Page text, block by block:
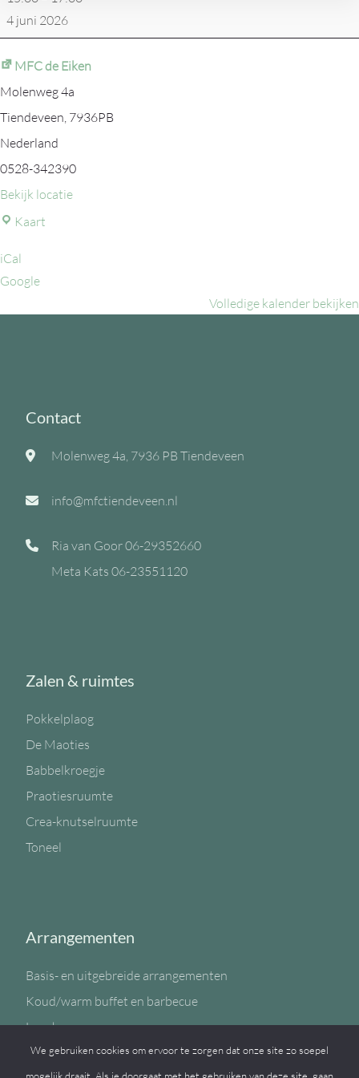
4 juni 2026
MFC de Eiken
Molenweg 4a
Tiendeveen, 7936PB
Nederland
0528-342390
Bekijk locatie
Kaart
iCal
Google
Volledige kalender bekijken
Contact
Molenweg 4a, 7936 PB Tiendeveen
info@mfctiendeveen.nl
Ria van Goor06-29352660
Meta Kats 06-23551120
Zalen & ruimtes
Pokkelplaog
De Maoties
Babbelkroegje
Praotiesruumte
Crea-knutselruumte
Toneel
Arrangementen
Basis- en uitgebreide arrangementen
Koud/warm buffet en barbecue
Lunch
Sportzaal
We gebruiken cookies om ervoor te zorgen dat onze site zo soepel